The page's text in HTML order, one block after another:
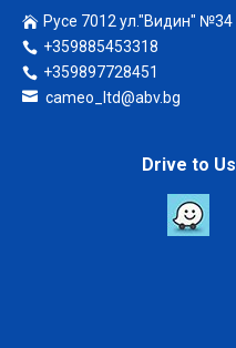
Русе 7012 ул."Видин" №34
+359885453318
+359897728451
cameo_ltd@abv.bg
Drive to Us